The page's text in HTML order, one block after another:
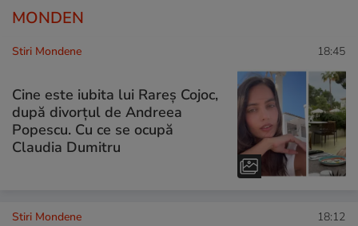
MONDEN
Stiri Mondene 18:45
Cine este iubita lui Rareș Cojoc,
după divorțul de Andreea
Popescu. Cu ce se ocupă
Claudia Dumitru
Stiri Mondene 18:12